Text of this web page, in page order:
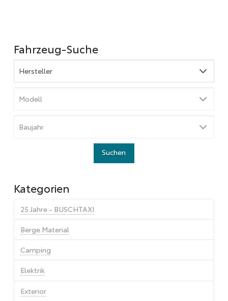
Fahrzeug-Suche
Kategorien
25 Jahre - BUSCHTAXI
Berge Material
Camping
Elektrik
Exterior